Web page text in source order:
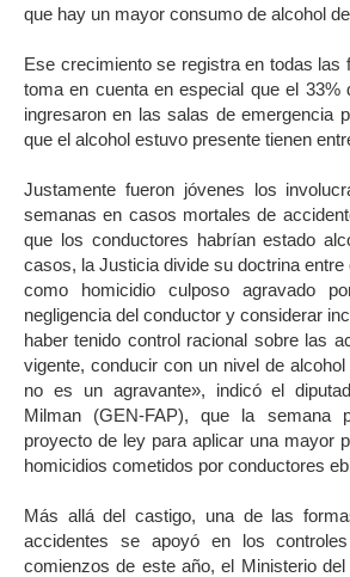
que hay un mayor consumo de alcohol
Ese crecimiento se registra en todas las
toma en cuenta en especial que el 33%
ingresaron en las salas de emergencia
que el alcohol estuvo presente tienen
Justamente fueron jóvenes los
semanas en casos mortales de
que los conductores habrían estado
casos, la Justicia divide su doctrina
como homicidio culposo agravado
negligencia del conductor y considerar
haber tenido control racional sobre las
vigente, conducir con un nivel de
no es un agravante», indicó el
Milman (GEN-FAP), que la semana
proyecto de ley para aplicar una mayor
homicidios cometidos por conductores
Más allá del castigo, una de las
accidentes se apoyó en los
comienzos de este año, el Ministerio